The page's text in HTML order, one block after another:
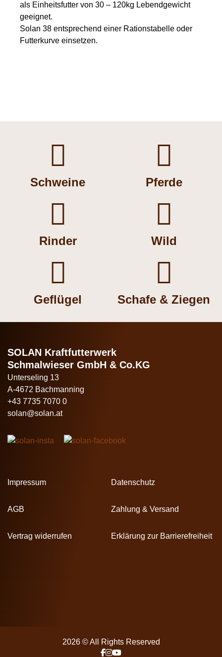
als Einheitsfutter von 30 – 120kg Lebendgewicht
geeignet.
Solan 38 entsprechend einer Rationstabelle oder
Futterkurve einsetzen.

Schweine

Pferde

Rinder

Wild

Geflügel

Schafe & Ziegen
SOLAN Kraftfutterwerk
Schmalwieser GmbH & Co.KG
Unterseling 13
A-4672 Bachmanning
+43 7735 7070 0
solan@solan.at
Impressum Datenschutz
AGB Zahlung & Versand
Vertrag widerrufen Erklärung zur Barrierefreiheit
2026 © All Rights Reserved